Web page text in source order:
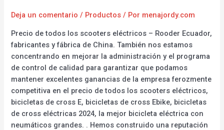
Deja un comentario / Productos / Por menajordy.com
Precio de todos los scooters eléctricos – Rooder Ecuador,
fabricantes y fábrica de China. También nos estamos
concentrando en mejorar la administración y el programa
de control de calidad para garantizar que podamos
mantener excelentes ganancias de la empresa ferozmente
competitiva en el precio de todos los scooters eléctricos,
bicicletas de cross E, bicicletas de cross Ebike, bicicletas
de cross eléctricas 2024, la mejor bicicleta eléctrica con
neumáticos grandes. . Hemos construido una reputación